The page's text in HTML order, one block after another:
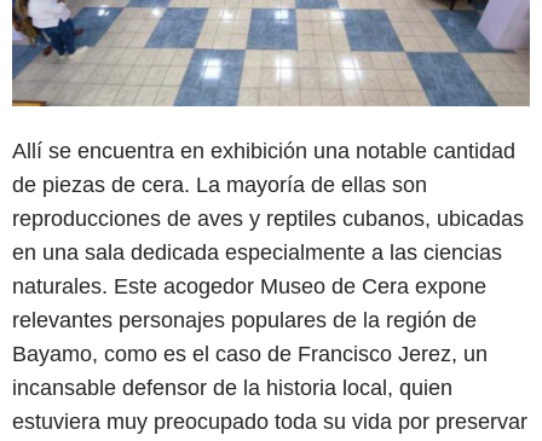
Allí se encuentra en exhibición una notable cantidad
de piezas de cera. La mayoría de ellas son
reproducciones de aves y reptiles cubanos, ubicadas
en una sala dedicada especialmente a las ciencias
naturales. Este acogedor Museo de Cera expone
relevantes personajes populares de la región de
Bayamo, como es el caso de Francisco Jerez, un
incansable defensor de la historia local, quien
estuviera muy preocupado toda su vida por preservar